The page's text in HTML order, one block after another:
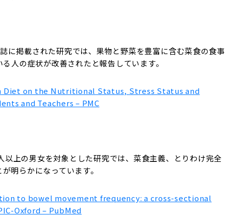
掲載された研究では、果物と野菜を豊富に含む菜食の食事
人の症状が改善されたと報告しています。
Diet on the Nutritional Status, Stress Status and
and Teachers – PMC
上の男女を対象とした研究では、菜食主義、とりわけ完全
明らかになっています。
to bowel movement frequency: a cross-sectional
Oxford – PubMed